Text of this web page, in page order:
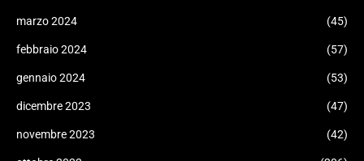
marzo 2024 (45)
febbraio 2024 (57)
gennaio 2024 (53)
dicembre 2023 (47)
novembre 2023 (42)